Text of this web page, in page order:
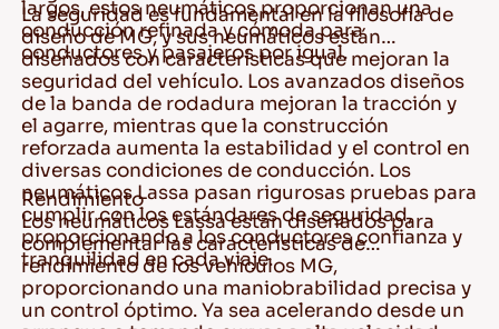
largos, estos neumáticos proporcionan una
conducción refinada y cómoda para
conductores y pasajeros por igual.
La seguridad es fundamental en la filosofía de
diseño de MG, y sus neumáticos están
diseñados con características que mejoran la
seguridad del vehículo. Los avanzados diseños
de la banda de rodadura mejoran la tracción y
el agarre, mientras que la construcción
reforzada aumenta la estabilidad y el control en
diversas condiciones de conducción. Los
neumáticos Lassa pasan rigurosas pruebas para
cumplir con los estándares de seguridad,
proporcionando a los conductores confianza y
tranquilidad en cada viaje.
Rendimiento
Los neumáticos Lassa están diseñados para
complementar las características de
rendimiento de los vehículos MG,
proporcionando una maniobrabilidad precisa y
un control óptimo. Ya sea acelerando desde un